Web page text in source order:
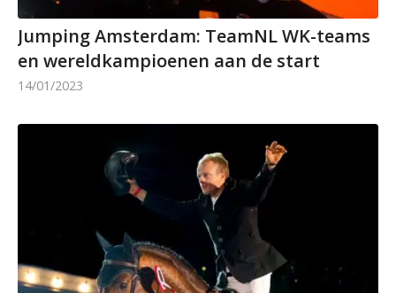
Jumping Amsterdam: TeamNL WK-teams
en wereldkampioenen aan de start
14/01/2023